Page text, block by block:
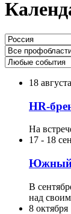
18 августа
HR-
На
17 - 18
Южный
В
над
8 октября